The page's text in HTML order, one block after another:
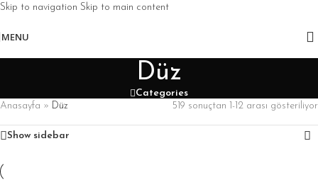
Skip to navigation Skip to main content
MENU
Düz
Categories
Anasayfa » Düz 519 sonuçtan 1-12 arası gösteriliyor
Show sidebar